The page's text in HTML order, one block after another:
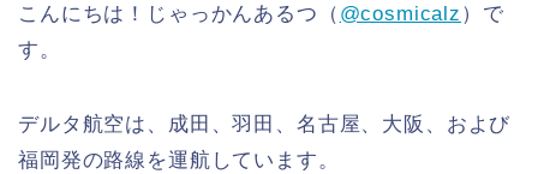
こんにちは！じゃっかんあるつ（ @cosmicalz ）で
す。
デルタ航空は、成田、羽田、名古屋、大阪、および
福岡発の路線を運航しています。